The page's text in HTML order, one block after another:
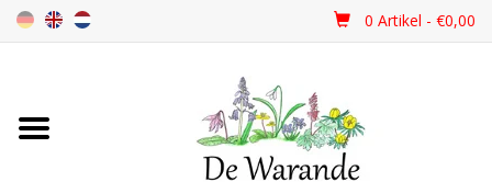
0 Artikel - €0,00
Startseite